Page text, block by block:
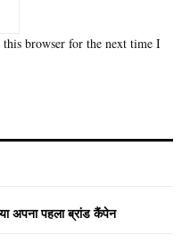
browser for the next time I
अपना पहला ब्रांड कैंपेन